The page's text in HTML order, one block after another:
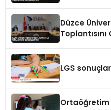
Düzce
LGS
Ortaöğretim